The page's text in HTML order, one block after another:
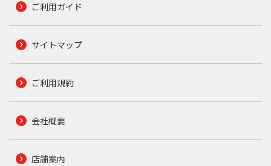
ご利用ガイド
サイトマップ
ご利用規約
会社概要
店舗案内